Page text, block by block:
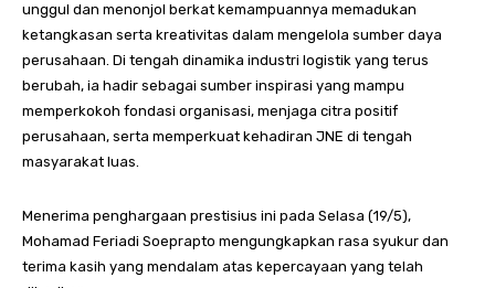
unggul dan menonjol berkat kemampuannya memadukan
ketangkasan serta kreativitas dalam mengelola sumber daya
perusahaan. Di tengah dinamika industri logistik yang terus
berubah, ia hadir sebagai sumber inspirasi yang mampu
memperkokoh fondasi organisasi, menjaga citra positif
perusahaan, serta memperkuat kehadiran JNE di tengah
masyarakat luas.
Menerima penghargaan prestisius ini pada Selasa (19/5),
Mohamad Feriadi Soeprapto mengungkapkan rasa syukur dan
terima kasih yang mendalam atas kepercayaan yang telah